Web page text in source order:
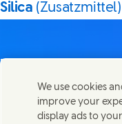
Silica (Zusatzmittel)
Diese Seite teilen
Kontakt
We use cookies
improve your
display ads to